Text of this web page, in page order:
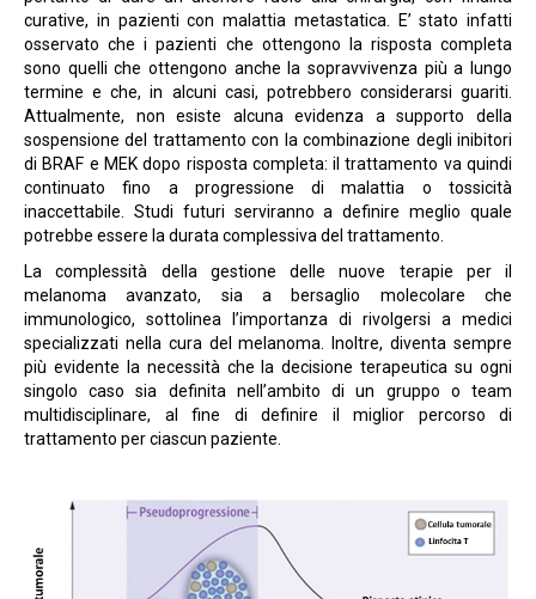
curative, in pazienti con malattia metastatica. E’ stato infatti
osservato che i pazienti che ottengono la risposta completa
sono quelli che ottengono anche la sopravvivenza più a lungo
termine e che, in alcuni casi, potrebbero considerarsi guariti.
Attualmente, non esiste alcuna evidenza a supporto della
sospensione del trattamento con la combinazione degli inibitori
di BRAF e MEK dopo risposta completa: il trattamento va quindi
continuato fino a progressione di malattia o tossicità
inaccettabile. Studi futuri serviranno a definire meglio quale
potrebbe essere la durata complessiva del trattamento.
La complessità della gestione delle nuove terapie per il
melanoma avanzato, sia a bersaglio molecolare che
immunologico, sottolinea l’importanza di rivolgersi a medici
specializzati nella cura del melanoma. Inoltre, diventa sempre
più evidente la necessità che la decisione terapeutica su ogni
singolo caso sia definita nell’ambito di un gruppo o team
multidisciplinare, al fine di definire il miglior percorso di
trattamento per ciascun paziente.